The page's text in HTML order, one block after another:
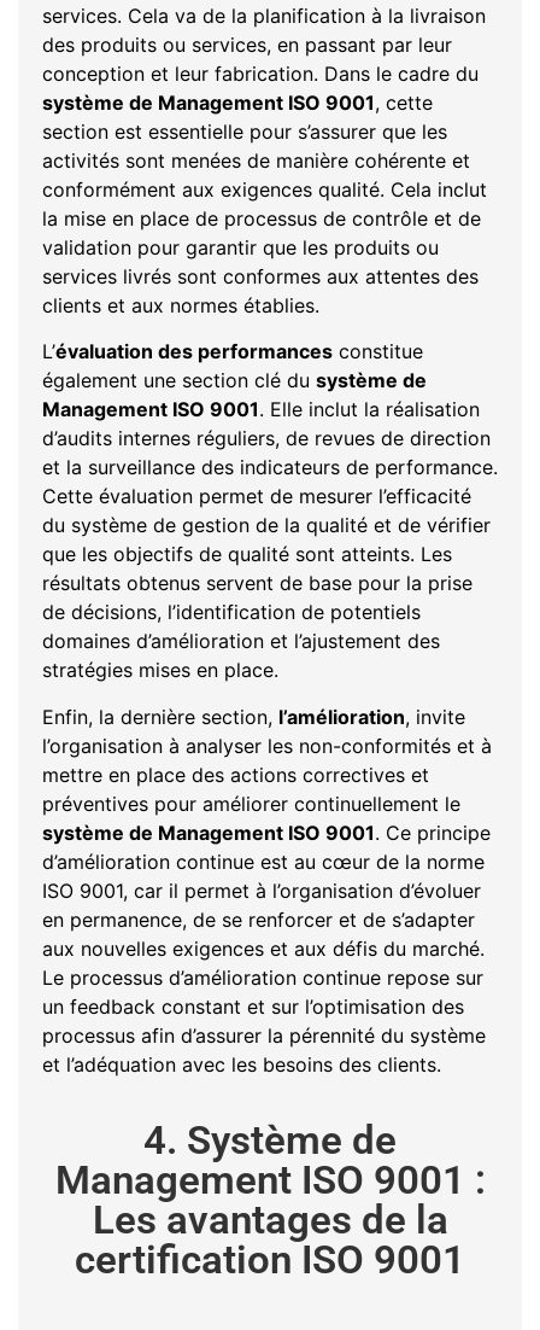
services. Cela va de la planification à la livraison
des produits ou services, en passant par leur
conception et leur fabrication. Dans le cadre du
système de Management ISO 9001, cette
section est essentielle pour s’assurer que les
activités sont menées de manière cohérente et
conformément aux exigences qualité. Cela inclut
la mise en place de processus de contrôle et de
validation pour garantir que les produits ou
services livrés sont conformes aux attentes des
clients et aux normes établies.
L’évaluation des performances constitue
également une section clé du système de
Management ISO 9001. Elle inclut la réalisation
d’audits internes réguliers, de revues de direction
et la surveillance des indicateurs de performance.
Cette évaluation permet de mesurer l’efficacité
du système de gestion de la qualité et de vérifier
que les objectifs de qualité sont atteints. Les
résultats obtenus servent de base pour la prise
de décisions, l’identification de potentiels
domaines d’amélioration et l’ajustement des
stratégies mises en place.
Enfin, la dernière section, l’amélioration, invite
l’organisation à analyser les non-conformités et à
mettre en place des actions correctives et
préventives pour améliorer continuellement le
système de Management ISO 9001. Ce principe
d’amélioration continue est au cœur de la norme
ISO 9001, car il permet à l’organisation d’évoluer
en permanence, de se renforcer et de s’adapter
aux nouvelles exigences et aux défis du marché.
Le processus d’amélioration continue repose sur
un feedback constant et sur l’optimisation des
processus afin d’assurer la pérennité du système
et l’adéquation avec les besoins des clients.
4. Système de
Management ISO 9001 :
Les avantages de la
certification ISO 9001